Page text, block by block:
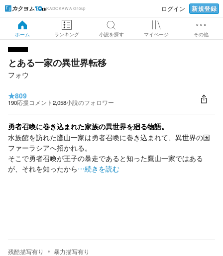
KADOKAWA Group ログイン 新規登録
ホーム ランキング 小説を探す マイページ その他
とある一家の異世界転移
フォウ
★809
190応援コメント2,058小説のフォロワー
勇者召喚に巻き込まれた家族の異世界を廻る物語。
水族館を訪れた鷹山一家は勇者召喚に巻き込まれて、異世界の国
ファーラシアへ招かれる。
そこで勇者召喚が王子の暴走であると知った鷹山一家ではある
が、それを知ったから…続きを読む
残酷描写有り
暴力描写有り